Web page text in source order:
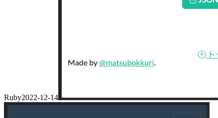
Ruby2022-12-14